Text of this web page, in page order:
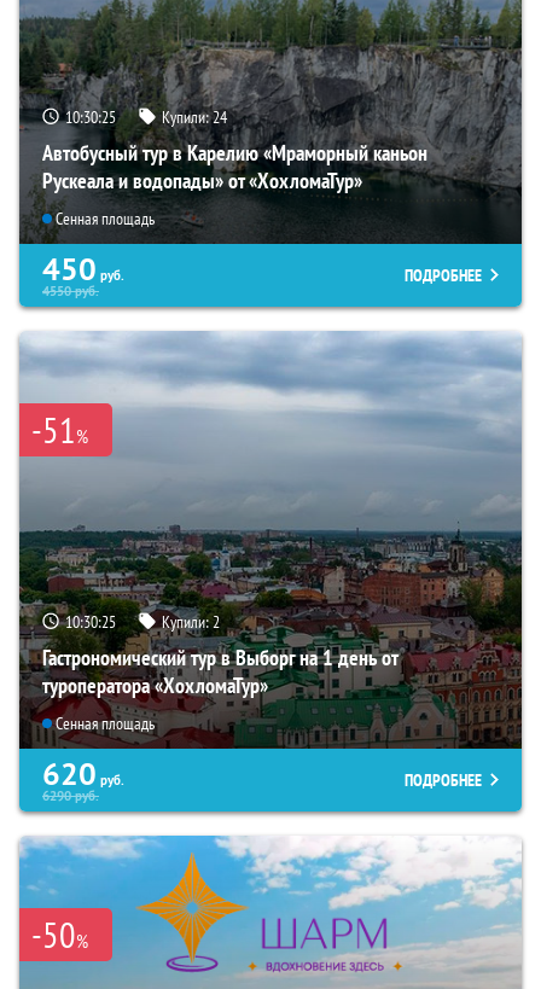
10:30:24 Купили:24
Автобусный тур в Карелию «Мраморный каньон
Рускеала и водопады» от «ХохломаТур»
Сенная площадь
450 руб.
4550руб.
ПОДРОБНЕЕ
-51%
10:30:24 Купили:2
Гастрономический тур в Выборг на 1 день от
туроператора «ХохломаТур»
Сенная площадь
620 руб.
6290руб.
ПОДРОБНЕЕ
-50%